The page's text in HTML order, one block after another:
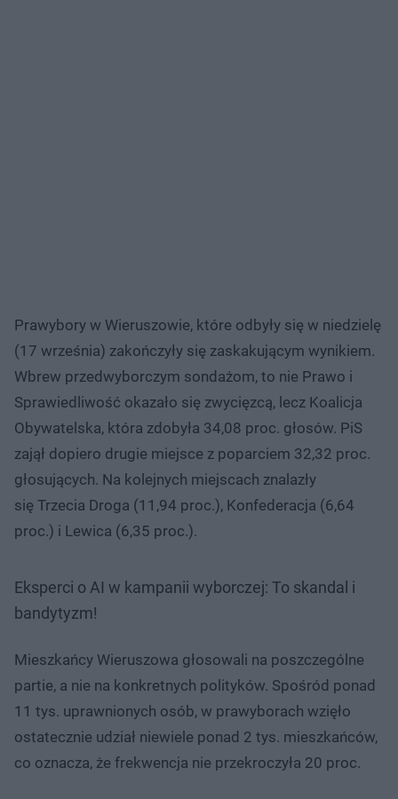
Prawybory w Wieruszowie, które odbyły się w niedzielę
(17 września) zakończyły się zaskakującym wynikiem.
Wbrew przedwyborczym sondażom, to nie Prawo i
Sprawiedliwość okazało się zwycięzcą, lecz Koalicja
Obywatelska, która zdobyła 34,08 proc. głosów. PiS
zajął dopiero drugie miejsce z poparciem 32,32 proc.
głosujących. Na kolejnych miejscach znalazły
się Trzecia Droga (11,94 proc.), Konfederacja (6,64
proc.) i Lewica (6,35 proc.).
Eksperci o AI w kampanii wyborczej: To skandal i
bandytyzm!
Mieszkańcy Wieruszowa głosowali na poszczególne
partie, a nie na konkretnych polityków. Spośród ponad
11 tys. uprawnionych osób, w prawyborach wzięło
ostatecznie udział niewiele ponad 2 tys. mieszkańców,
co oznacza, że frekwencja nie przekroczyła 20 proc.